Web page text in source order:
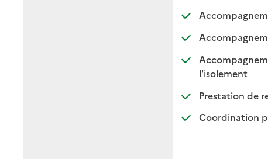
l'isolement
:
: non
Prestation de
Coordination